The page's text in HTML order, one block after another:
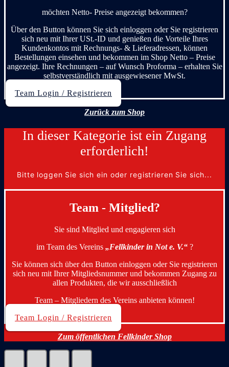
möchten Netto- Preise angezeigt bekommen?
Über den Button können Sie sich einloggen oder Sie registrieren
sich neu mit Ihrer USt.-ID und genießen die Vorteile Ihres
Kundenkontos mit Rechnungs- & Lieferadressen, können
Bestellungen einsehen und bekommen im Shop Netto – Preise
angezeigt. Ihre Rechnungen – auf Wunsch Proforma – erhalten Sie
selbstverständlich mit ausgewiesener MwSt.
Team Login / Registrieren
Zurück zum Shop
In dieser Kategorie ist ein Zugang
erforderlich!
Bitte loggen Sie sich ein oder registrieren Sie sich...
Team - Mitglied?
Sie sind Mitglied und engagieren sich
im Team des Vereins „Fellkinder in Not e. V.“?
Sie können sich über den Button einloggen oder Sie registrieren
sich neu mit Ihrer Mitgliedsnummer und bekommen Zugang zu
allen Produkten, die wir ausschließlich
Team – Mitgliedern des Vereins anbieten können!
Team Login / Registrieren
Zum öffentlichen Fellkinder Shop